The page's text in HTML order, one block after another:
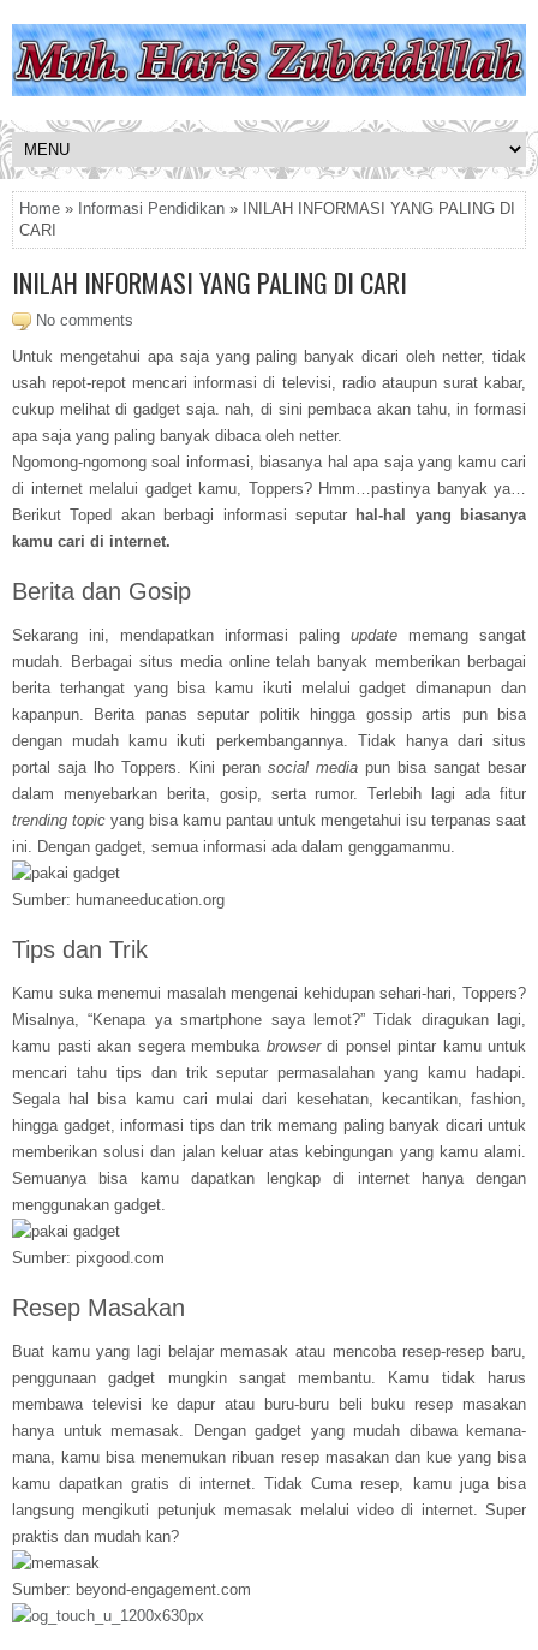
Home » Informasi Pendidikan » INILAH INFORMASI YANG PALING DI
CARI
INILAH INFORMASI YANG PALING DI CARI
No comments
Untuk mengetahui apa saja yang paling banyak dicari oleh netter, tidak
usah repot-repot mencari informasi di televisi, radio ataupun surat kabar,
cukup melihat di gadget saja. nah, di sini pembaca akan tahu, in formasi
apa saja yang paling banyak dibaca oleh netter.
Ngomong-ngomong soal informasi, biasanya hal apa saja yang kamu cari
di internet melalui gadget kamu, Toppers? Hmm…pastinya banyak ya…
Berikut Toped akan berbagi informasi seputar hal-hal yang biasanya
kamu cari di internet.
Berita dan Gosip
Sekarang ini, mendapatkan informasi paling update memang sangat
mudah. Berbagai situs media online telah banyak memberikan berbagai
berita terhangat yang bisa kamu ikuti melalui gadget dimanapun dan
kapanpun. Berita panas seputar politik hingga gossip artis pun bisa
dengan mudah kamu ikuti perkembangannya. Tidak hanya dari situs
portal saja lho Toppers. Kini peran social media pun bisa sangat besar
dalam menyebarkan berita, gosip, serta rumor. Terlebih lagi ada fitur
trending topic yang bisa kamu pantau untuk mengetahui isu terpanas saat
ini. Dengan gadget, semua informasi ada dalam genggamanmu.
Sumber: humaneeducation.org
Tips dan Trik
Kamu suka menemui masalah mengenai kehidupan sehari-hari, Toppers?
Misalnya, “Kenapa ya smartphone saya lemot?” Tidak diragukan lagi,
kamu pasti akan segera membuka browserdi ponsel pintar kamu untuk
mencari tahu tips dan trik seputar permasalahan yang kamu hadapi.
Segala hal bisa kamu cari mulai dari kesehatan, kecantikan, fashion,
hingga gadget, informasi tips dan trik memang paling banyak dicari untuk
memberikan solusi dan jalan keluar atas kebingungan yang kamu alami.
Semuanya bisa kamu dapatkan lengkap di internet hanya dengan
menggunakan gadget.
Sumber: pixgood.com
Resep Masakan
Buat kamu yang lagi belajar memasak atau mencoba resep-resep baru,
penggunaan gadget mungkin sangat membantu. Kamu tidak harus
membawa televisi ke dapur atau buru-buru beli buku resep masakan
hanya untuk memasak. Dengan gadget yang mudah dibawa kemana-
mana, kamu bisa menemukan ribuan resep masakan dan kue yang bisa
kamu dapatkan gratis di internet. Tidak Cuma resep, kamu juga bisa
langsung mengikuti petunjuk memasak melalui video di internet. Super
praktis dan mudah kan?
Sumber: beyond-engagement.com